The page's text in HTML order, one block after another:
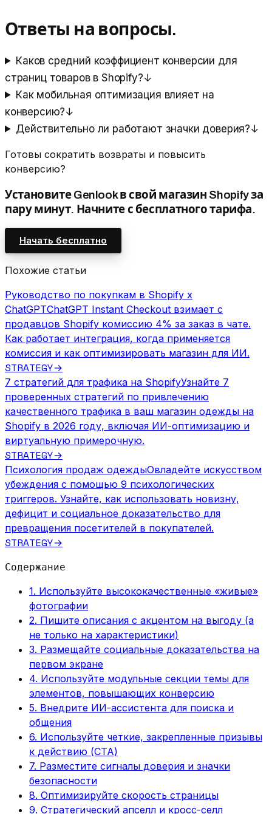
Ответы на вопросы.
Каков средний коэффициент конверсии для
страниц товаров в Shopify?↓
Как мобильная оптимизация влияет на
конверсию?↓
Действительно ли работают значки доверия?↓
Готовы сократить возвраты и повысить
конверсию?
Установите Genlook в свой магазин Shopify за
пару минут. Начните с бесплатного тарифа.
Начать бесплатно
Похожие статьи
Руководство по покупкам в Shopify x
ChatGPTChatGPT Instant Checkout взимает с
продавцов Shopify комиссию 4% за заказ в чате.
Как работает интеграция, когда применяется
комиссия и как оптимизировать магазин для ИИ.
STRATEGY→
7 стратегий для трафика на ShopifyУзнайте 7
проверенных стратегий по привлечению
качественного трафика в ваш магазин одежды на
Shopify в 2026 году, включая ИИ-оптимизацию и
виртуальную примерочную.
STRATEGY→
Психология продаж одеждыОвладейте искусством
убеждения с помощью 9 психологических
триггеров. Узнайте, как использовать новизну,
дефицит и социальное доказательство для
превращения посетителей в покупателей.
STRATEGY→
Содержание
1. Используйте высококачественные «живые»
фотографии
2. Пишите описания с акцентом на выгоду (а
не только на характеристики)
3. Размещайте социальные доказательства на
первом экране
4. Используйте модульные секции темы для
элементов, повышающих конверсию
5. Внедрите ИИ-ассистента для поиска и
общения
6. Используйте четкие, закрепленные призывы
к действию (CTA)
7. Разместите сигналы доверия и значки
безопасности
8. Оптимизируйте скорость страницы
9. Стратегический апселл и кросс-селл